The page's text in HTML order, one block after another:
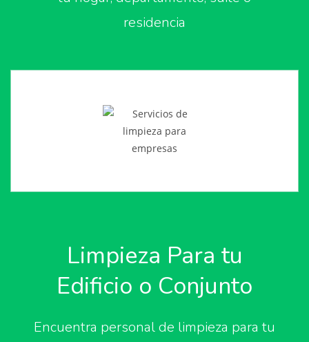
residencia
Limpieza Para tu
Edificio o Conjunto
Encuentra personal de limpieza para tu